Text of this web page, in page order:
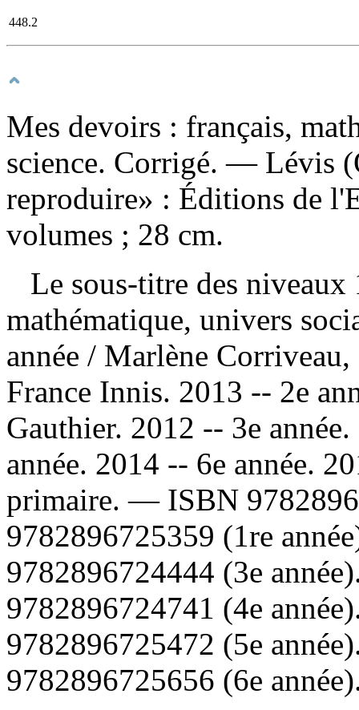
448.2
Mes devoirs : français,
science. Corrigé. — Lévis
reproduire» : Éditions de
volumes ; 28 cm.
Le sous-titre des niveaux
mathématique, univers
année / Marlène
France Innis. 2013 -- 2e
Gauthier. 2012 -- 3e
année. 2014 -- 6e année.
primaire. — ISBN
9782896725359 (1re
9782896724444 (3e année)
9782896724741 (4e année)
9782896725472 (5e année)
9782896725656 (6e année)